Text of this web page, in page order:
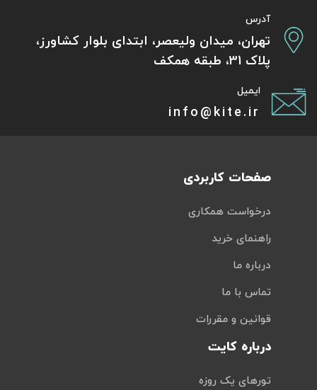
آدرس
تهران، میدان ولیعصر، ابتدای بلوار کشاورز،
پلاک 31، طبقه همکف
ایمیل
info@kite.ir
صفحات کاربردی
درخواست همکاری
راهنمای خرید
درباره ما
تماس با ما
قوانین و مقررات
درباره کایت
تورهای یک روزه